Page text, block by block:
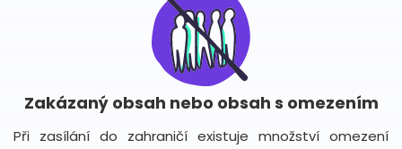
Zakázaný obsah nebo obsah s omezením
Při zasílání do zahraničí existuje množství omezení